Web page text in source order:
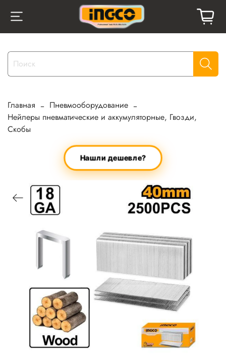
Главная
Пневмооборудование
Нейлеры пневматические и аккумуляторные, Гвозди,
Скобы
Нашли дешевле?